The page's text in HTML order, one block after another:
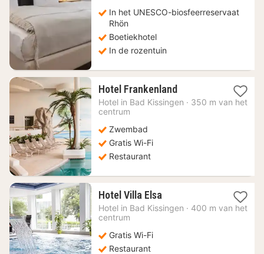
In het UNESCO-biosfeerreservaat
Rhön
Boetiekhotel
In de rozentuin
Hotel Frankenland1
nacht
Hotel in Bad Kissingen · 350 m van het
centrum
Zwembad
Gratis Wi-Fi
Restaurant
Hotel Villa Elsa1
nacht
vanaf
Hotel in Bad Kissingen · 400 m van het
centrum
Gratis Wi-Fi
Restaurant